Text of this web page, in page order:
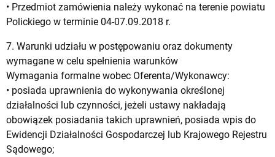
• Przedmiot zamówienia należy wykonać na terenie powiatu
Polickiego w terminie 04-07.09.2018 r.
7. Warunki udziału w postępowaniu oraz dokumenty
wymagane w celu spełnienia warunków
Wymagania formalne wobec Oferenta/Wykonawcy:
• posiada uprawnienia do wykonywania określonej
działalności lub czynności, jeżeli ustawy nakładają
obowiązek posiadania takich uprawnień, posiada wpis do
Ewidencji Działalności Gospodarczej lub Krajowego Rejestru
Sądowego;